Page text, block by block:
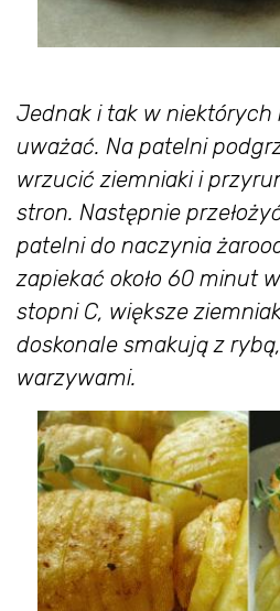
Jednak i tak w
uważać. Na patelni
wrzucić ziemniaki i
stron. Następnie
patelni do naczynia
zapiekać około 60 minut
stopni C, większe
doskonale smakują z
warzywami.